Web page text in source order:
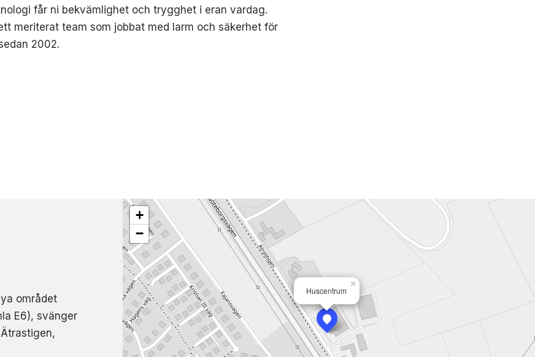
får ni bekvämlighet och trygghet i eran vardag.
meriterat team som jobbat med larm och säkerhet för
2002.
området
E6), svänger
Huscentrum
×
+
−